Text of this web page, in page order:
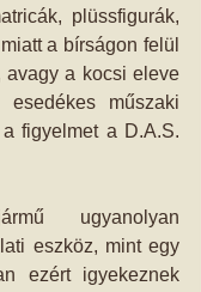
plüssfigurák,
a bírságon felül
avagy a kocsi eleve
műszaki
figyelmet a D.A.S.
ugyanolyan
eszköz, mint egy
ezért igyekeznek